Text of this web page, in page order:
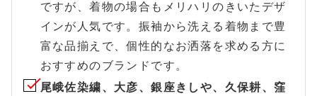
ですが、着物の場合もメリハリのきいたデザ
インが人気です。振袖から洗える着物まで豊
富な品揃えで、個性的なお洒落を求める方に
おすすめのブランドです。
尾峨佐染繍、大彦、銀座きしや、久保耕、窪